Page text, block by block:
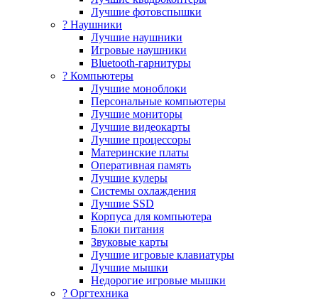
Лучшие фотовспышки
? Наушники
Лучшие наушники
Игровые наушники
Bluetooth-гарнитуры
?️ Компьютеры
Лучшие моноблоки
Персональные компьютеры
Лучшие мониторы
Лучшие видеокарты
Лучшие процессоры
Материнские платы
Оперативная память
Лучшие кулеры
Системы охлаждения
Лучшие SSD
Корпуса для компьютера
Блоки питания
Звуковые карты
Лучшие игровые клавиатуры
Лучшие мышки
Недорогие игровые мышки
?️ Оргтехника